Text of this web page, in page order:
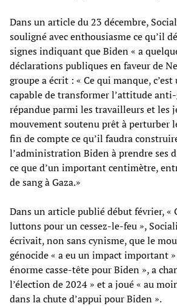
Dans un article du 23 décembre,
souligné avec enthousiasme ce qu’il
signes indiquant que Biden « a
déclarations publiques en faveur de
groupe a écrit : « Ce qui manque,
capable de transformer l’attitude
répandue parmi les travailleurs et les
mouvement soutenu prêt à perturber
fin de compte ce qu’il faudra
l’administration Biden à prendre ses
ce que d’un important centimètre,
de sang à Gaza.»
Dans un article publié début février, «
luttons pour un cessez-le-feu »,
écrivait, non sans cynisme, que le
génocide « a eu un impact important
énorme casse-tête pour Biden », a
l’élection de 2024 » et a joué « au
dans la chute d’appui pour Biden ».